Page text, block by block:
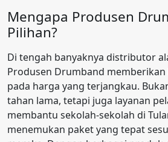
Mengapa Produsen
Pilihan?
Di tengah banyaknya distributor
Produsen Drumband
pada harga yang terjangkau.
tahan lama, tetapi juga layanan
membantu sekolah-sekolah di
menemukan paket yang tepat